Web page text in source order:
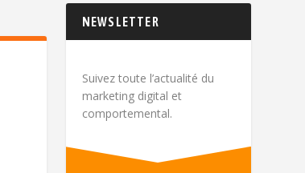
NEWSLETTER
Suivez toute l’actualité du
marketing digital et
comportemental.